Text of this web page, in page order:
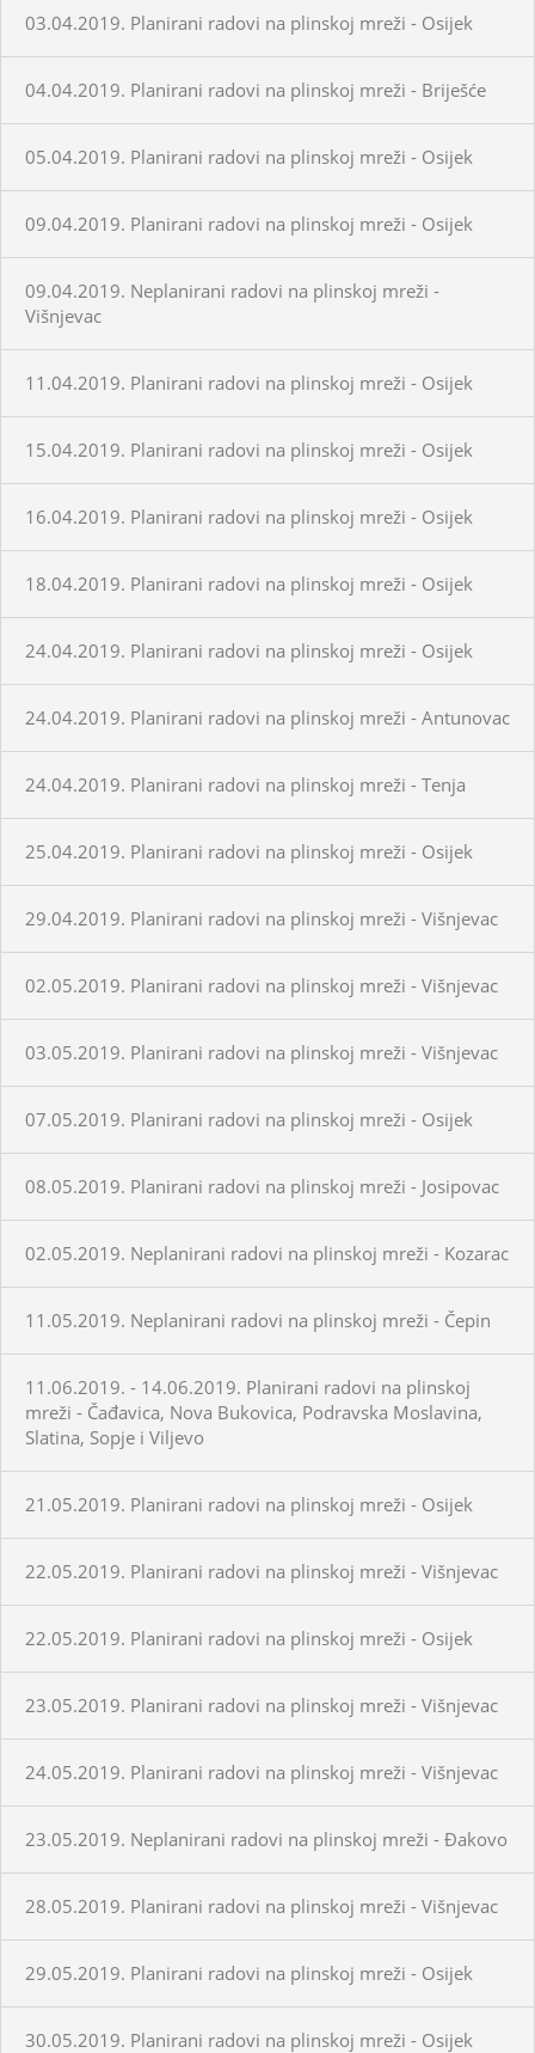
03.04.2019. Planirani radovi na plinskoj mreži - Osijek
04.04.2019. Planirani radovi na plinskoj mreži - Briješće
05.04.2019. Planirani radovi na plinskoj mreži - Osijek
09.04.2019. Planirani radovi na plinskoj mreži - Osijek
09.04.2019. Neplanirani radovi na plinskoj mreži -
Višnjevac
11.04.2019. Planirani radovi na plinskoj mreži - Osijek
15.04.2019. Planirani radovi na plinskoj mreži - Osijek
16.04.2019. Planirani radovi na plinskoj mreži - Osijek
18.04.2019. Planirani radovi na plinskoj mreži - Osijek
24.04.2019. Planirani radovi na plinskoj mreži - Osijek
24.04.2019. Planirani radovi na plinskoj mreži - Antunovac
24.04.2019. Planirani radovi na plinskoj mreži - Tenja
25.04.2019. Planirani radovi na plinskoj mreži - Osijek
29.04.2019. Planirani radovi na plinskoj mreži - Višnjevac
02.05.2019. Planirani radovi na plinskoj mreži - Višnjevac
03.05.2019. Planirani radovi na plinskoj mreži - Višnjevac
07.05.2019. Planirani radovi na plinskoj mreži - Osijek
08.05.2019. Planirani radovi na plinskoj mreži - Josipovac
02.05.2019. Neplanirani radovi na plinskoj mreži - Kozarac
11.05.2019. Neplanirani radovi na plinskoj mreži - Čepin
11.06.2019. - 14.06.2019. Planirani radovi na plinskoj
mreži - Čađavica, Nova Bukovica, Podravska Moslavina,
Slatina, Sopje i Viljevo
21.05.2019. Planirani radovi na plinskoj mreži - Osijek
22.05.2019. Planirani radovi na plinskoj mreži - Višnjevac
22.05.2019. Planirani radovi na plinskoj mreži - Osijek
23.05.2019. Planirani radovi na plinskoj mreži - Višnjevac
24.05.2019. Planirani radovi na plinskoj mreži - Višnjevac
23.05.2019. Neplanirani radovi na plinskoj mreži - Đakovo
28.05.2019. Planirani radovi na plinskoj mreži - Višnjevac
29.05.2019. Planirani radovi na plinskoj mreži - Osijek
30.05.2019. Planirani radovi na plinskoj mreži - Osijek